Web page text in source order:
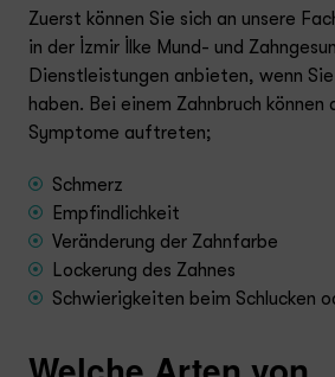
Zuerst können Sie sich an unsere
in der İzmir İlke Mund- und
Dienstleistungen anbieten, wenn
haben. Bei einem Zahnbruch können
Symptome auftreten;
Schmerz
Empfindlichkeit
Veränderung der Zahnfarbe
Lockerung des Zahnes
Schwierigkeiten beim Schlucken